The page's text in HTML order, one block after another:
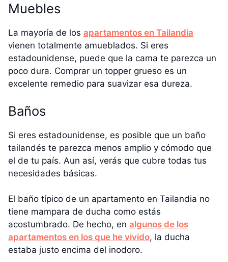
Muebles
La mayoría de los apartamentos en Tailandia
vienen totalmente amueblados. Si eres
estadounidense, puede que la cama te parezca un
poco dura. Comprar un topper grueso es un
excelente remedio para suavizar esa dureza.
Baños
Si eres estadounidense, es posible que un baño
tailandés te parezca menos amplio y cómodo que
el de tu país. Aun así, verás que cubre todas tus
necesidades básicas.
El baño típico de un apartamento en Tailandia no
tiene mampara de ducha como estás
acostumbrado. De hecho, en algunos de los
apartamentos en los que he vivido, la ducha
estaba justo encima del inodoro.